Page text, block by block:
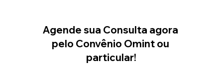
Agende sua Consulta agora
pelo Convênio Omint ou
particular!